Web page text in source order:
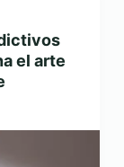
el arte